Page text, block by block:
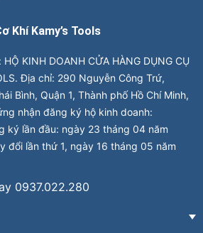
Khí Kamy’s Tools
KINH DOANH CỬA HÀNG DỤNG CỤ
Địa chỉ: 290 Nguyễn Công Trứ,
Bình, Quận 1, Thành phố Hồ Chí Minh,
nhận đăng ký hộ kinh doanh:
ký lần đầu: ngày 23 tháng 04 năm
đổi lần thứ 1, ngày 16 tháng 05 năm
0937.022.280